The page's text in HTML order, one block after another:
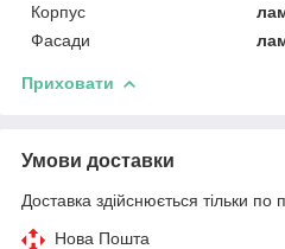
Корпус
Фасади
Приховати
Умови доставки
Доставка здійснюється тільки по
Нова Пошта